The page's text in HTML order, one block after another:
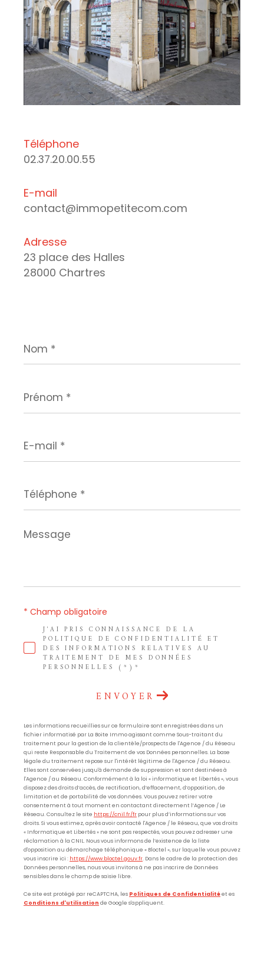
Téléphone
02.37.20.00.55
E-mail
contact@immopetitecom.com
Adresse
23 place des Halles
28000 Chartres
*
*
mail
*
*
Message
*
J'AI PRIS CONNAISSANCE DE LA
POLITIQUE DE CONFIDENTIALITÉ ET
DES INFORMATIONS RELATIVES AU
TRAITEMENT DE MES DONNÉES
PERSONNELLES (*)*
* Champ obligatoire
ENVOYER
Les informations recueillies sur ce formulaire sont enregistrées dans un
fichier informatisé par La Boite Immo agissant comme Sous-traitant du
traitement pour la gestion de la clientèle/prospects de l'Agence / du Réseau
qui reste Responsable du Traitement de vos Données personnelles. La base
légale du traitement repose sur l'intérêt légitime de l'Agence / du Réseau.
Elles sont conservées jusqu'à demande de suppression et sont destinées à
l'Agence / au Réseau. Conformément à la loi « informatique et libertés », vous
disposez des droits d’accès, de rectification, d’effacement, d’opposition, de
limitation et de portabilité de vos données. Vous pouvez retirer votre
consentement à tout moment en contactant directement l’Agence / Le
Réseau. Consultez le site https://cnil.fr/fr pour plus d’informations sur vos
droits. Si vous estimez, après avoir contacté l'Agence / le Réseau, que vos droits
« Informatique et Libertés » ne sont pas respectés, vous pouvez adresser une
réclamation à la CNIL. Nous vous informons de l’existence de la liste
d'opposition au démarchage téléphonique « Bloctel », sur laquelle vous pouvez
vous inscrire ici : https://www.bloctel.gouv.fr. Dans le cadre de la protection des
Données personnelles, nous vous invitons à ne pas inscrire de Données
sensibles dans le champ de saisie libre.
Ce site est protégé par reCAPTCHA, les Politiques de Confidentialitéet es
Conditions d'utilisation de Google s'appliquent.